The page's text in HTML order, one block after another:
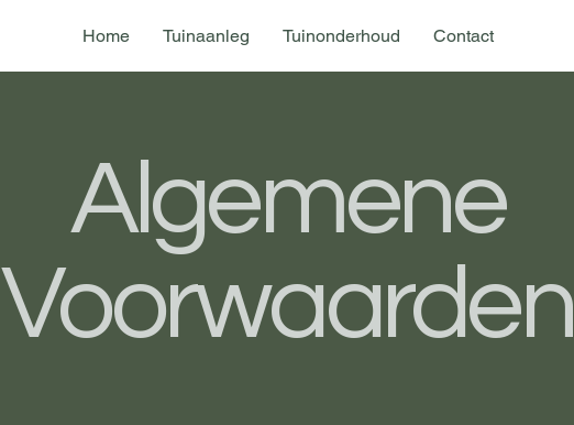
Home Tuinaanleg Tuinonderhoud Contact
Algemene
Voorwaarden